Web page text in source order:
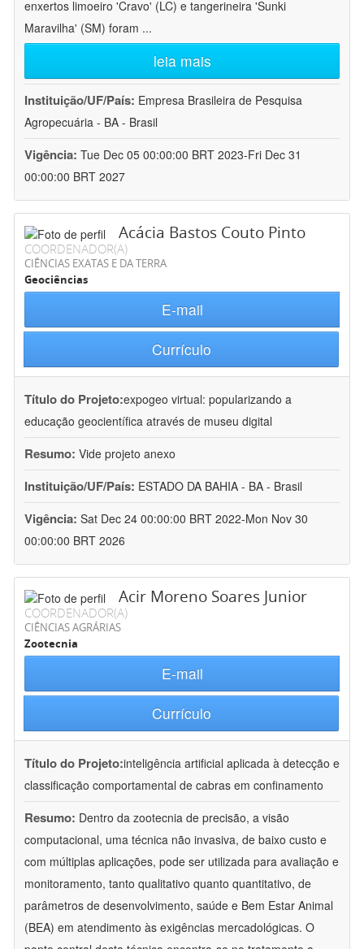
enxertos limoeiro 'Cravo' (LC) e tangerineira 'Sunki
Maravilha' (SM) foram ...
leia mais
Instituição/UF/País: Empresa Brasileira de Pesquisa
Agropecuária - BA - Brasil
Vigência: Tue Dec 05 00:00:00 BRT 2023-Fri Dec 31
00:00:00 BRT 2027
Acácia Bastos Couto Pinto
COORDENADOR(A)
CIÊNCIAS EXATAS E DA TERRA
Geociências
E-mail
Currículo
Título do Projeto:expogeo virtual: popularizando a
educação geocientífica através de museu digital
Resumo: Vide projeto anexo
Instituição/UF/País: ESTADO DA BAHIA - BA - Brasil
Vigência: Sat Dec 24 00:00:00 BRT 2022-Mon Nov 30
00:00:00 BRT 2026
Acir Moreno Soares Junior
COORDENADOR(A)
CIÊNCIAS AGRÁRIAS
Zootecnia
E-mail
Currículo
Título do Projeto:inteligência artificial aplicada à detecção e
classificação comportamental de cabras em confinamento
Resumo: Dentro da zootecnia de precisão, a visão
computacional, uma técnica não invasiva, de baixo custo e
com múltiplas aplicações, pode ser utilizada para avaliação e
monitoramento, tanto qualitativo quanto quantitativo, de
parâmetros de desenvolvimento, saúde e Bem Estar Animal
(BEA) em atendimento às exigências mercadológicas. O